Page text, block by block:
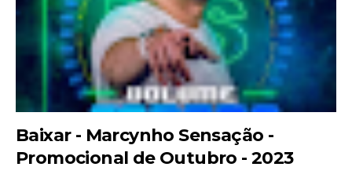
Baixar - Marcynho Sensação -
Promocional de Outubro - 2023